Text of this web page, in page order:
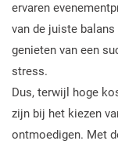
ervaren
van de juiste
genieten van een
stress.
Dus, terwijl hoge
zijn bij het kiezen
ontmoedigen. Met